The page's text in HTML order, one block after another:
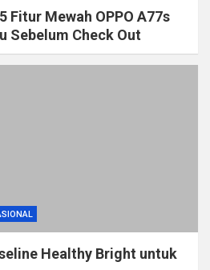
Fitur Mewah OPPO A77s
Sebelum Check Out
Healthy Bright untuk